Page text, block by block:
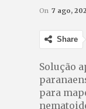
On 7 ago,
Share
Solução
para